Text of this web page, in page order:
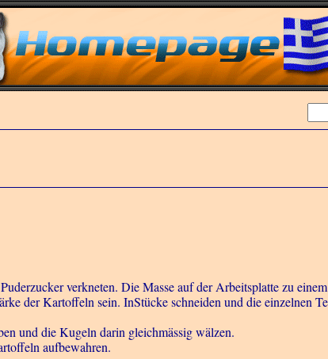
verkneten. Die Masse auf der Arbeitsplatte zu
der Kartoffeln sein. InStücke schneiden und die einzelnen
und die Kugeln darin gleichmässig wälzen.
aufbewahren.